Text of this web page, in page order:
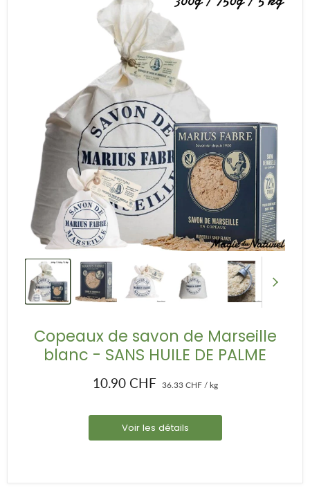
Copeaux de savon de Marseille
blanc - SANS HUILE DE PALME
10.90 CHF 36.33 CHF/ kg
Voir les détails